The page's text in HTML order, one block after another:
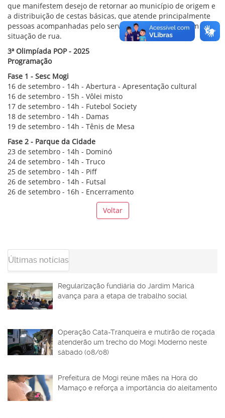
que manifestem desejo de retornar ao município de origem e
a distribuição de cestas básicas, que atende principalmente
pessoas acompanhadas pelo serviço e que já superaram a
situação de rua.
3ª Olimpíada POP - 2025
Programação
Fase 1 - Sesc Mogi
16 de setembro - 14h - Abertura - Apresentação cultural
16 de setembro - 15h - Vôlei misto
17 de setembro - 14h - Futebol Society
18 de setembro - 14h - Damas
19 de setembro - 14h - Tênis de Mesa
Fase 2 - Parque da Cidade
23 de setembro - 14h - Dominó
24 de setembro - 14h - Truco
25 de setembro - 14h - Piff
26 de setembro - 14h - Futsal
26 de setembro - 16h - Encerramento
Voltar
Últimas notícias
Regularização fundiária do Jardim Maricá
avança para a etapa de trabalho social
Operação Cata-Tranqueira e mutirão de roçada
atenderão um trecho do Mogi Moderno neste
sábado (08/08)
Prefeitura de Mogi reúne mães na Hora do
Mamaço e reforça a importância do aleitamento